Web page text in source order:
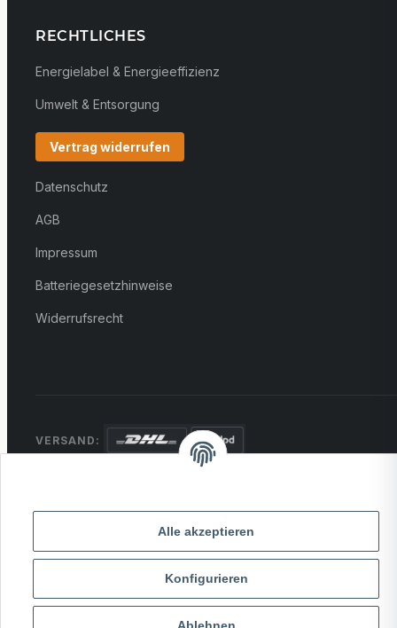
Alle akzeptieren
Konfigurieren
RECHTLICHES
Energielabel & Energieeffizienz
Umwelt & Entsorgung
Vertrag widerrufen
Datenschutz
AGB
Impressum
Batteriegesetzhinweise
Widerrufsrecht
VERSAND:
* Alle Preise inkl. gesetzlicher USt., zzgl.Versand
© 2026 MCTRADE24. Alle Rechte vorbehalten.